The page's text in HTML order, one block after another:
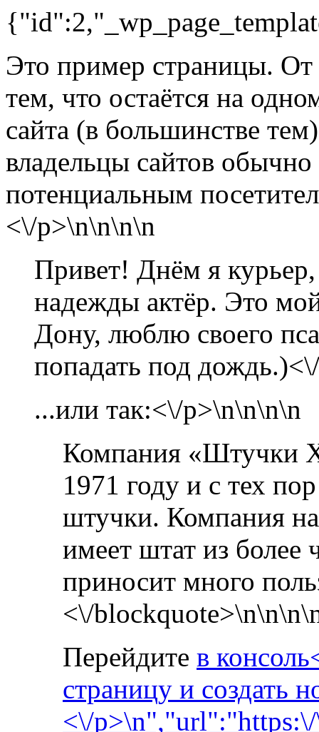
Это пример страницы. От
тем, что остаётся на
сайта (в большинстве
владельцы сайтов обычно
потенциальным
<\/p>\n\n\n\n
Привет! Днём я
надежды актёр. Это
Дону, люблю своего
попадать под
...или так:<\/p>\n\n\n\n
Компания «Штучки
1971 году и с тех
штучки. Компания
имеет штат из более
приносит много
<\/blockquote>\n\n\n
Перейдите в
страницу и создать
<\/p>\n","url":"https:\/